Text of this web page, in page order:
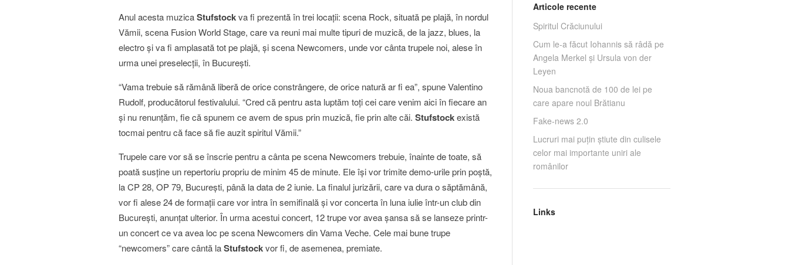
Anul acesta muzicaStufstockva fi prezentă în trei locaţii: scena Rock, situată pe plajă, în nordul
Vămii, scena Fusion World Stage, care va reuni mai multe tipuri de muzică, de la jazz, blues, la
electro şi va fi amplasată tot pe plajă, şi scena Newcomers, unde vor cânta trupele noi, alese în
urma unei preselecţii, în Bucureşti.
“Vama trebuie să rămână liberă de orice constrângere, de orice natură ar fi ea”, spune Valentino
Rudolf, producătorul festivalului. “Cred că pentru asta luptăm toţi cei care venim aici în fiecare an
şi nu renunţăm, fie că spunem ce avem de spus prin muzică, fie prin alte căi. Stufstockexistă
tocmai pentru că face să fie auzit spiritul Vămii.”
Trupele care vor să se înscrie pentru a cânta pe scena Newcomers trebuie, înainte de toate, să
poată susţine un repertoriu propriu de minim 45 de minute. Ele îşi vor trimite demo-urile prin poştă,
la CP 28, OP 79, Bucureşti, până la data de 2 iunie. La finalul jurizării, care va dura o săptămână,
vor fi alese 24 de formaţii care vor intra în semifinală şi vor concerta în luna iulie într-un club din
Bucureşti, anunţat ulterior. În urma acestui concert, 12 trupe vor avea şansa să se lanseze printr-
un concert ce va avea loc pe scena Newcomers din Vama Veche. Cele mai bune trupe
“newcomers” care cântă laStufstockvor fi, de asemenea, premiate.
Articole recente
Spiritul Crăciunului
Cum le-a făcut Iohannis să râdă pe
Angela Merkel și Ursula von der
Leyen
Noua bancnotă de 100 de lei pe
care apare noul Brătianu
Fake-news 2.0
Lucruri mai puţin ştiute din culisele
celor mai importante uniri ale
românilor
Links